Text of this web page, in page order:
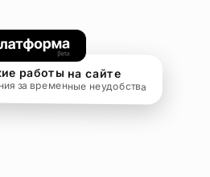
работы на сайте
за временные неудобства